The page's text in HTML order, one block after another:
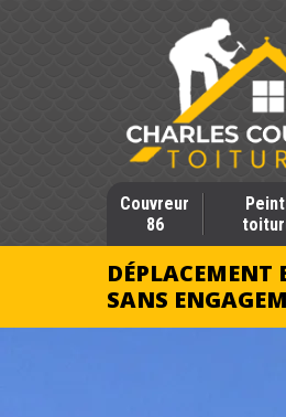
Couvreur
86
DÉPLACEMENT
SANS